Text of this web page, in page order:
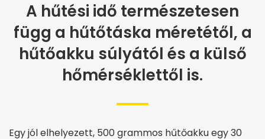
A hűtési idő természetesen
függ a hűtőtáska méretétől, a
hűtőakku súlyától és a külső
hőmérséklettől is.
Egy jól elhelyezett, 500 grammos hűtőakku egy 30